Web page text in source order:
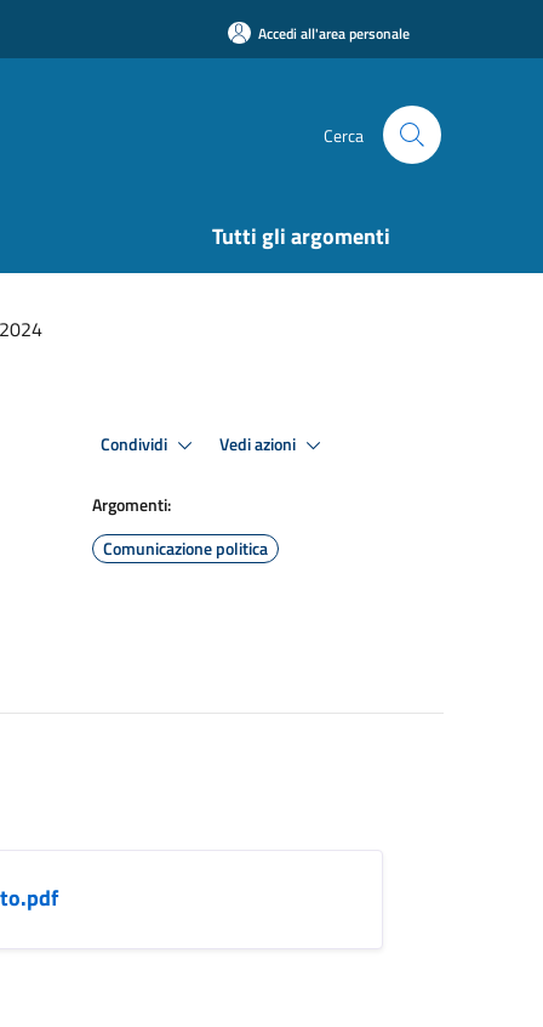
Accedi all'area personale
Cerca
Tutti gli argomenti
Condividi Vedi azioni
Argomenti:
Comunicazione politica